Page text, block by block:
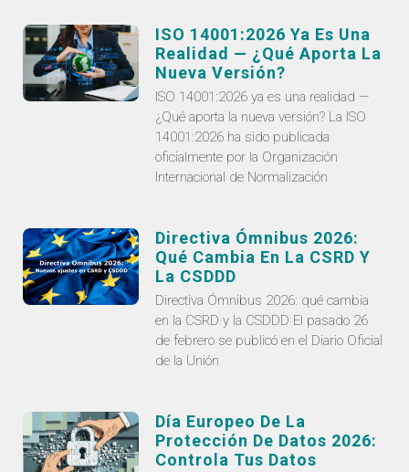
ISO 14001:2026 Ya Es Una
Realidad — ¿Qué Aporta La
Nueva Versión?
ISO 14001:2026 ya es una realidad —
¿Qué aporta la nueva versión? La ISO
14001:2026 ha sido publicada
oficialmente por la Organización
Internacional de Normalización
Directiva Ómnibus 2026:
Qué Cambia En La CSRD Y
La CSDDD
Directiva Ómnibus 2026: qué cambia
en la CSRD y la CSDDD El pasado 26
de febrero se publicó en el Diario Oficial
de la Unión
Día Europeo De La
Protección De Datos 2026:
Controla Tus Datos